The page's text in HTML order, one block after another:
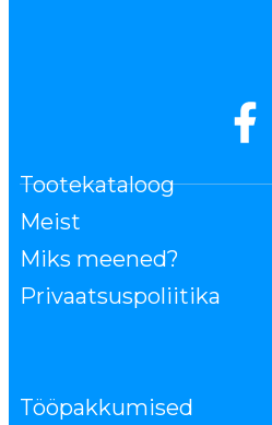
Tootekataloog
Meist
Miks meened?
Privaatsuspoliitika
Tööpakkumised